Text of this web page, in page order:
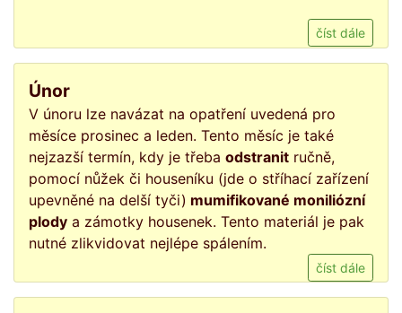
číst dále
Únor
V únoru lze navázat na opatření uvedená pro
měsíce prosinec a leden. Tento měsíc je také
nejzazší termín, kdy je třeba odstranit ručně,
pomocí nůžek či houseníku (jde o stříhací zařízení
upevněné na delší tyči) mumifikované moniliózní
plody a zámotky housenek. Tento materiál je pak
nutné zlikvidovat nejlépe spálením.
číst dále